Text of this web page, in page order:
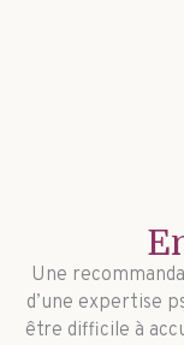
Une
d’une expertise
être difficile à